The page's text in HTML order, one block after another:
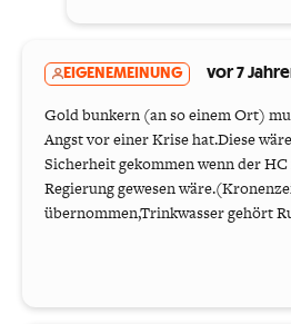
EIGENEMEINUNG vor 7
Gold bunkern (an so einem Ort)
Angst vor einer Krise hat.Diese
Sicherheit gekommen wenn der
Regierung gewesen
übernommen,Trinkwasser gehört